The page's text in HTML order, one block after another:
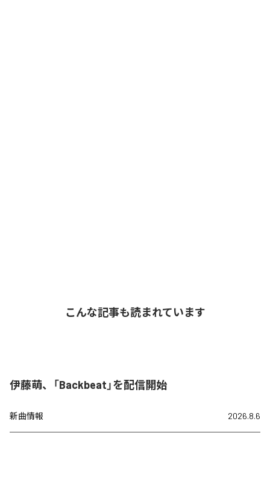
こんな記事も読まれています
伊藤萌、「Backbeat」を配信開始
新曲情報 2026.8.6